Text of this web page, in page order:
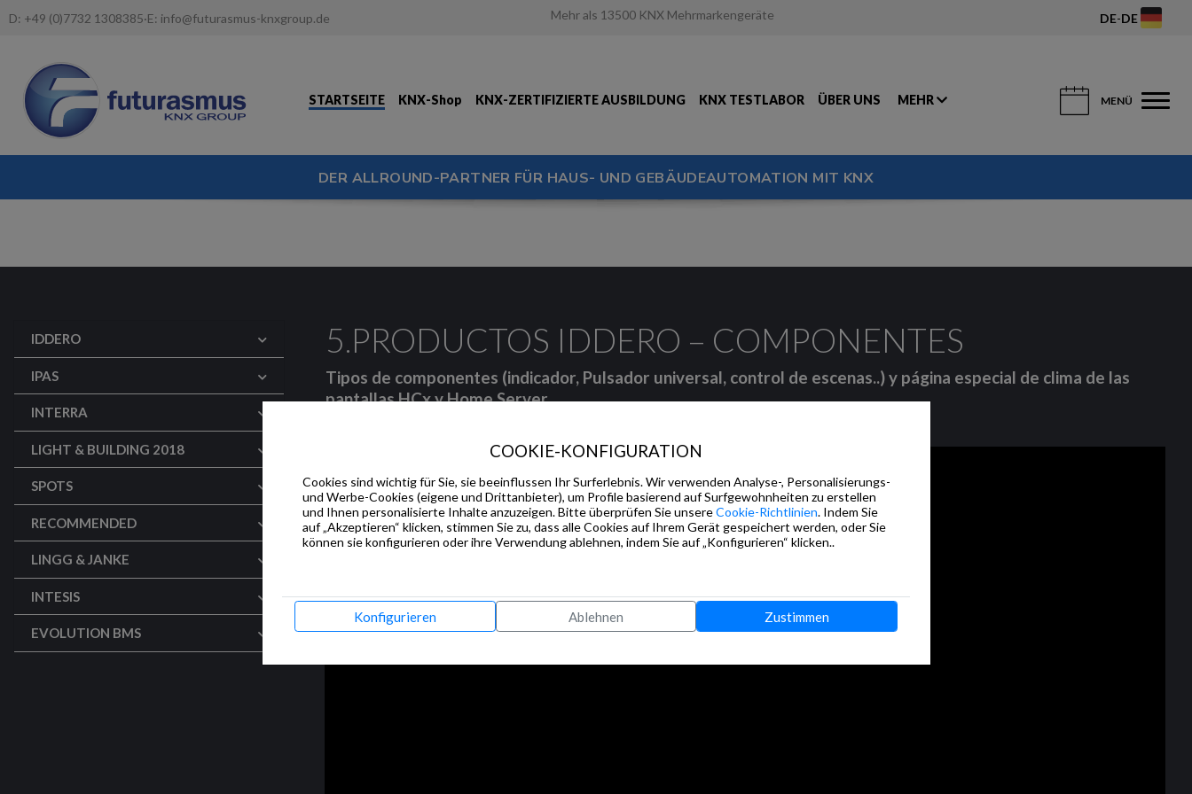
D: +49 (0)7732 1308385·E: info@futurasmus-knxgroup.de Mehr als 13500 KNX Mehrmarkengeräte DE-DE
STARTSEITE KNX-Shop KNX-ZERTIFIZIERTE AUSBILDUNG KNX TESTLABOR ÜBER UNS MEHR MENÜ
DER ALLROUND-PARTNER FÜR HAUS- UND GEBÄUDEAUTOMATION MIT KNX
IDDERO
IPAS
INTERRA
LIGHT & BUILDING 2018
SPOTS
RECOMMENDED
LINGG & JANKE
INTESIS
EVOLUTION BMS
5.PRODUCTOS IDDERO – COMPONENTES
Tipos de componentes (indicador, Pulsador universal, control de escenas..) y página especial de clima de las
pantallas HCx y Home Server.
COOKIE-KONFIGURATION
Cookies sind wichtig für Sie, sie beeinflussen Ihr Surferlebnis. Wir verwenden Analyse-, Personalisierungs-
und Werbe-Cookies (eigene und Drittanbieter), um Profile basierend auf Surfgewohnheiten zu erstellen
und Ihnen personalisierte Inhalte anzuzeigen. Bitte überprüfen Sie unsereCookie-Richtlinien. Indem Sie
auf „Akzeptieren“ klicken, stimmen Sie zu, dass alle Cookies auf Ihrem Gerät gespeichert werden, oder Sie
können sie konfigurieren oder ihre Verwendung ablehnen, indem Sie auf „Konfigurieren“ klicken..
Konfigurieren Ablehnen Zustimmen